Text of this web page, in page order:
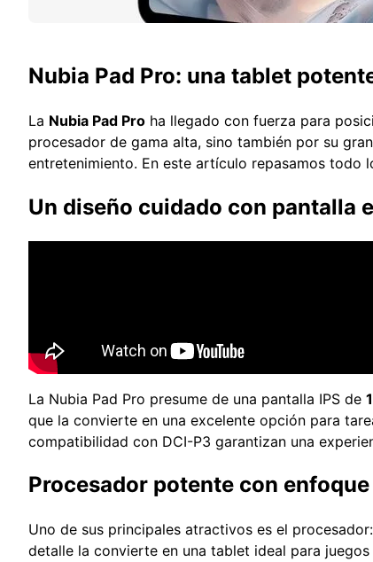
Nubia Pad Pro: una tablet
La Nubia Pad Pro ha llegado con fuerza para
procesador de gama alta, sino también por su
entretenimiento. En este artículo repasamos todo
Un diseño cuidado con pantalla
La Nubia Pad Pro presume de una pantalla IPS de
que la convierte en una excelente opción para
compatibilidad con DCI-P3 garantizan una
Procesador potente con
Uno de sus principales atractivos es el
detalle la convierte en una tablet ideal para